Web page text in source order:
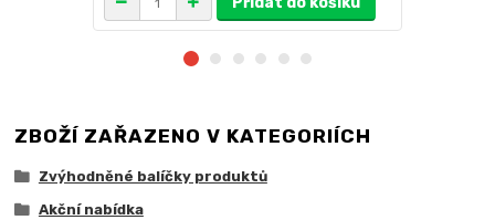
ZBOŽÍ ZAŘAZENO V KATEGORIÍCH
Zvýhodněné balíčky produktů
Akční nabídka